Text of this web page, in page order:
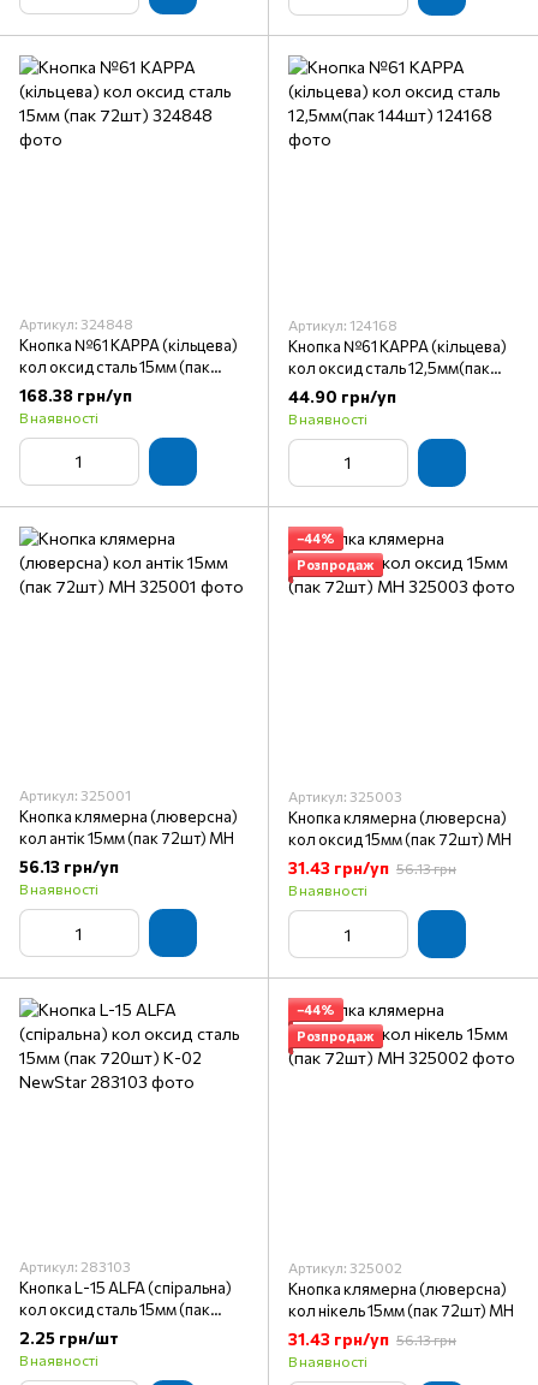
Артикул: 324848
Кнопка №61 KAPPA (кільцева)
кол оксид сталь 15мм (пак
72шт)
168.38 грн/уп
В наявності
Артикул: 124168
Кнопка №61 KAPPA (кільцева)
кол оксид сталь 12,5мм(пак
144шт)
44.90 грн/уп
В наявності
Артикул: 325001
Кнопка клямерна (люверсна)
кол антік 15мм (пак 72шт) МН
56.13 грн/уп
В наявності
−44%
Розпродаж
Артикул: 325003
Кнопка клямерна (люверсна)
кол оксид 15мм (пак 72шт) МН
31.43 грн/уп 56.13 грн
В наявності
Артикул: 283103
Кнопка L-15 ALFA (спіральна)
кол оксид сталь 15мм (пак
720шт) К-02 NewStar
2.25 грн/шт
В наявності
−44%
Розпродаж
Артикул: 325002
Кнопка клямерна (люверсна)
кол нікель 15мм (пак 72шт) МН
31.43 грн/уп 56.13 грн
В наявності